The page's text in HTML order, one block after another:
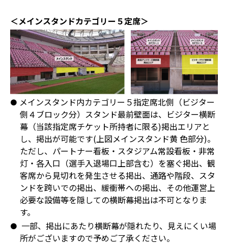
＜メインスタンドカテゴリー５定席＞
メインスタンド内カテゴリー５指定席北側（ビジター
側４ブロック分）スタンド最前壁面は、ビジター横断
幕（当該指定席チケット所持者に限る)掲出エリアと
し、掲出が可能です(上図メインスタンド黄 色部分)。
ただし、パートナー看板・スタジアム常設看板・非常
灯・各入口（選手入退場口上部含む）を塞ぐ掲出、観
客席から見切れを発生させる掲出、通路や階段、スタ
ンドを跨いでの掲出、緩衝帯への掲出、その他運営上
必要な設備等を隠しての横断幕掲出は不可となりま
す。
一部、掲出にあたり横断幕が隠れたり、見えにくい場
所がございますので予めご了承ください。